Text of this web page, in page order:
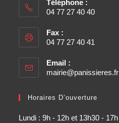
Téléphone :
04 77 27 40 40
Fax :
04 77 27 40 41
Email :
mairie@panissieres.fr
Horaires D’ouverture
Lundi : 9h - 12h et 13h30 - 17h